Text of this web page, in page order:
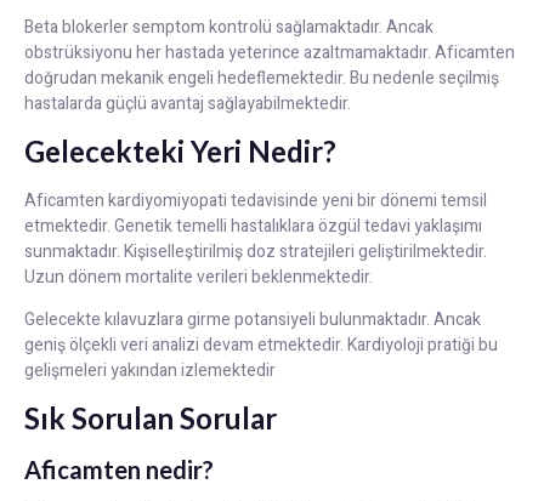
Beta blokerler semptom kontrolü sağlamaktadır. Ancak
obstrüksiyonu her hastada yeterince azaltmamaktadır. Aficamten
doğrudan mekanik engeli hedeflemektedir. Bu nedenle seçilmiş
hastalarda güçlü avantaj sağlayabilmektedir.
Gelecekteki Yeri Nedir?
Aficamten kardiyomiyopati tedavisinde yeni bir dönemi temsil
etmektedir. Genetik temelli hastalıklara özgül tedavi yaklaşımı
sunmaktadır. Kişiselleştirilmiş doz stratejileri geliştirilmektedir.
Uzun dönem mortalite verileri beklenmektedir.
Gelecekte kılavuzlara girme potansiyeli bulunmaktadır. Ancak
geniş ölçekli veri analizi devam etmektedir. Kardiyoloji pratiği bu
gelişmeleri yakından izlemektedir
Sık Sorulan Sorular
Aficamten nedir?